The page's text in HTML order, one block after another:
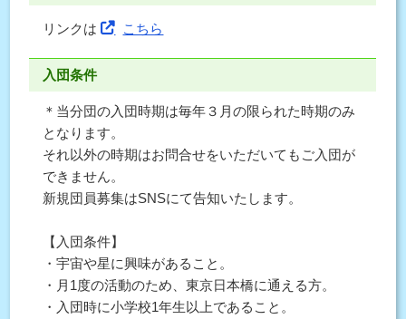
リンクは こちら
入団条件
＊当分団の入団時期は毎年３月の限られた時期のみ
となります。
それ以外の時期はお問合せをいただいてもご入団が
できません。
新規団員募集はSNSにて告知いたします。
【入団条件】
・宇宙や星に興味があること。
・月1度の活動のため、東京日本橋に通える方。
・入団時に小学校1年生以上であること。